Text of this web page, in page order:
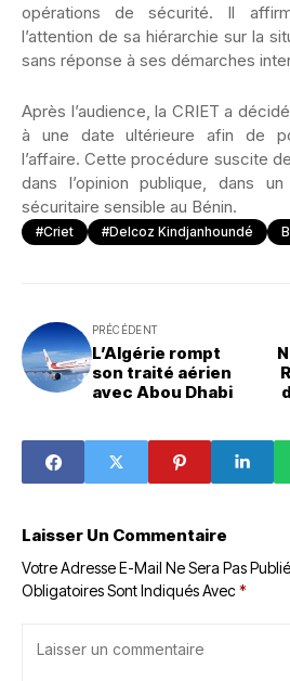
opérations de sécurité. Il
l’attention de sa hiérarchie sur la
sans réponse à ses démarches
Après l’audience, la CRIET a
à une date ultérieure afin de
l’affaire. Cette procédure suscite
dans l’opinion publique, dans
sécuritaire sensible au Bénin.
#Criet #Delcoz Kindjanhoundé
PRÉCÉDENT
L’Algérie rompt
son traité aérien
avec Abou Dhabi
Laisser Un Commentaire
Votre Adresse E-Mail Ne Sera Pas
Obligatoires Sont Indiqués Avec*